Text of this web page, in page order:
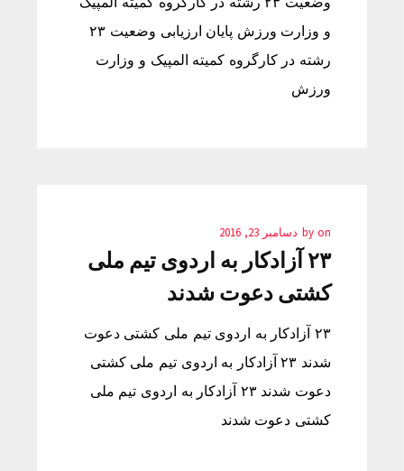
و وزارت ورزش پایان ارزیابی وضعیت ۲۳
رشته در کارگروه کمیته المپیک و وزارت
ورزش
by on دسامبر 23, 2016
۲۳ آزادکار به اردوی تیم ملی
کشتی دعوت شدند
۲۳ آزادکار به اردوی تیم ملی کشتی دعوت
شدند ۲۳ آزادکار به اردوی تیم ملی کشتی
دعوت شدند ۲۳ آزادکار به اردوی تیم ملی
کشتی دعوت شدند